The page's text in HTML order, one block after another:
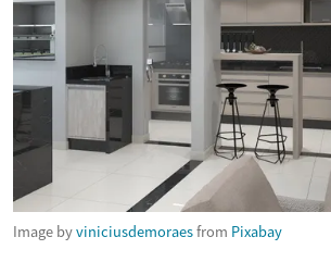
Image byviniciusdemoraesfrom Pixabay